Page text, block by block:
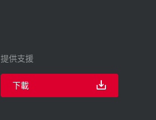
提供支援
下載